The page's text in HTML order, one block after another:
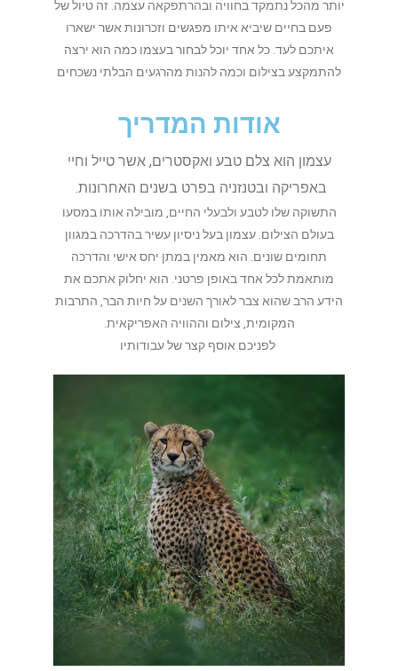
יותר מהכל נתמקד בחוויה ובהרתפקאה עצמה. זה טיול של
פעם בחיים שיביא איתו מפגשים וזכרונות אשר ישארו
איתכם לעד. כל אחד יוכל לבחור בעצמו כמה הוא ירצה
להתמקצע בצילום וכמה להנות מהרגעים הבלתי נשכחים
אודות המדריך
עצמון הוא צלם טבע ואקסטרים, אשר טייל וחיי
באפריקה ובטנזניה בפרט בשנים האחרונות.
התשוקה שלו לטבע ולבעלי החיים, מובילה אותו במסעו
בעולם הצילום. עצמון בעל ניסיון עשיר בהדרכה במגוון
תחומים שונים. הוא מאמין במתן יחס אישי והדרכה
מותאמת לכל אחד באופן פרטני. הוא יחלוק אתכם את
הידע הרב שהוא צבר לאורך השנים על חיות הבר, התרבות
המקומית, צילום וההוויה האפריקאית.
לפניכם אוסף קצר של עבודותיו